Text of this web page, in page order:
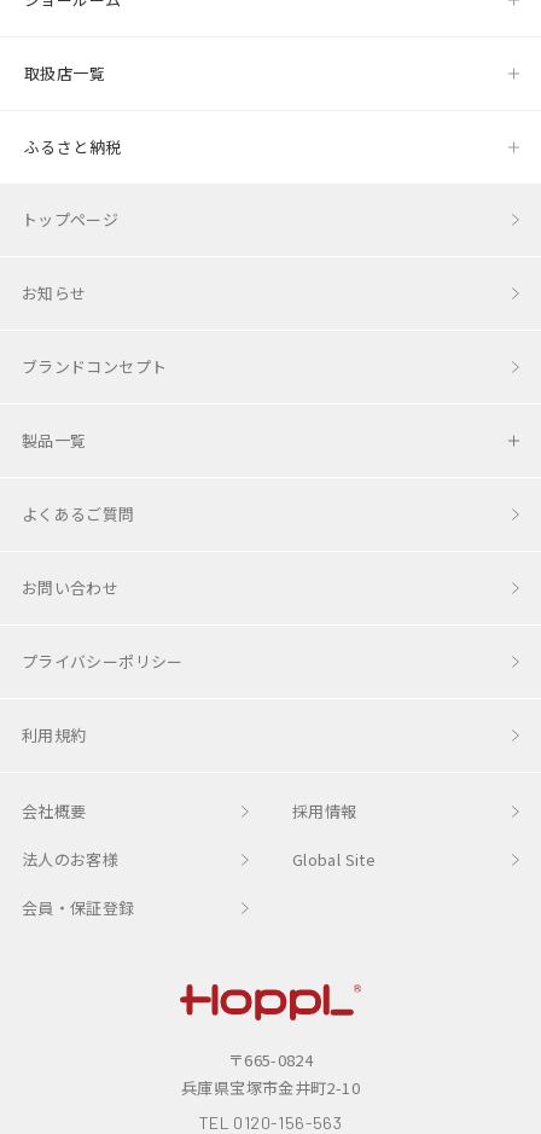
取扱店一覧
ふるさと納税
トップページ
お知らせ
ブランドコンセプト
製品一覧
コロコロチェア＆デスク
コロコロキッチン
スタッキングボックストイ
よくあるご質問
お問い合わせ
プライバシーポリシー
利用規約
会社概要 採用情報
法人のお客様 Global Site
会員・保証登録
〒665-0824
兵庫県宝塚市金井町2-10
TEL 0120-156-563